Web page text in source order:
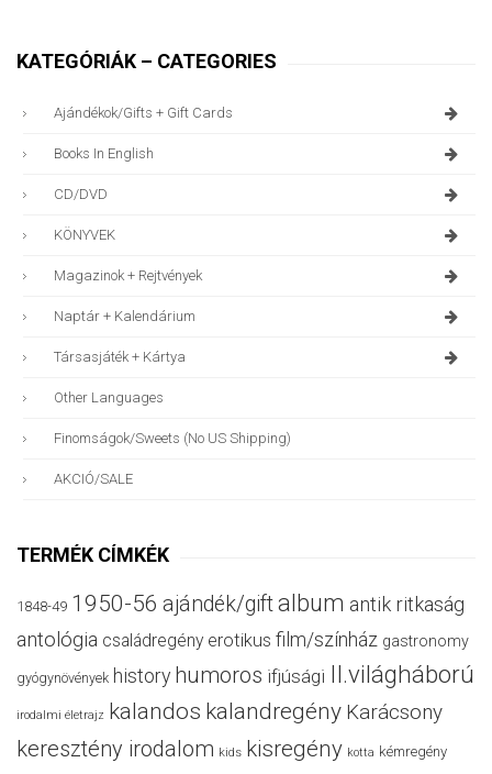
KATEGÓRIÁK – CATEGORIES
Ajándékok/gifts + Gift Cards
Books In English
CD/DVD
KÖNYVEK
Magazinok + Rejtvények
Naptár + Kalendárium
Társasjáték + Kártya
Other Languages
Finomságok/sweets (no US Shipping)
AKCIÓ/SALE
TERMÉK CÍMKÉK
1848-49 1950-56 ajándék/giftalbum antik ritkaság
antológia családregény erotikus film/színház gastronomy
gyógynövények history humoros ifjúsági II.világháború
irodalmi életrajz kalandos kalandregény Karácsony
keresztény irodalom kids kisregény kotta kémregény